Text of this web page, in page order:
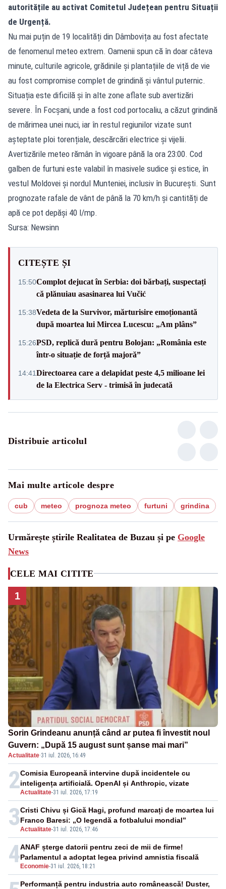
autoritățile au activat Comitetul Județean pentru Situații
de Urgență.
Nu mai puțin de 19 localități din Dâmbovița au fost afectate
de fenomenul meteo extrem. Oamenii spun că în doar câteva
minute, culturile agricole, grădinile și plantațiile de viță de vie
au fost compromise complet de grindină și vântul puternic.
Situația este dificilă și în alte zone aflate sub avertizări
severe. În Focșani, unde a fost cod portocaliu, a căzut grindină
de mărimea unei nuci, iar în restul regiunilor vizate sunt
așteptate ploi torențiale, descărcări electrice și vijelii.
Avertizările meteo rămân în vigoare până la ora 23:00. Cod
galben de furtuni este valabil în masivele sudice și estice, în
vestul Moldovei și nordul Munteniei, inclusiv în București. Sunt
prognozate rafale de vânt de până la 70 km/h și cantități de
apă ce pot depăși 40 l/mp.
Sursa: Newsinn
CITEȘTE ȘI
15:50Complot dejucat în Serbia: doi bărbați, suspectați
că plănuiau asasinarea lui Vučić
15:38Vedeta de la Survivor, mărturisire emoționantă
după moartea lui Mircea Lucescu: „Am plâns”
15:26PSD, replică dură pentru Bolojan: „România este
într-o situație de forță majoră”
14:41Directoarea care a delapidat peste 4,5 milioane lei
de la Electrica Serv - trimisă în judecată
Distribuie articolul
Mai multe articole despre
cub meteo prognoza meteo furtuni grindina
Urmărește știrile Realitatea de Buzau și pe Google
News
CELE MAI CITITE
1
Sorin Grindeanu anunță când ar putea fi învestit noul
Guvern: „După 15 august sunt șanse mai mari”
Actualitate·31 iul. 2026, 16:49
2Actualitate-31 iul. 2026, 17:19
Comisia Europeană intervine după incidentele cu
inteligența artificială. OpenAI și Anthropic, vizate
3Actualitate-31 iul. 2026, 17:46
Cristi Chivu și Gică Hagi, profund marcați de moartea lui
Franco Baresi: „O legendă a fotbalului mondial”
4 Economie-31 iul. 2026, 18:21
ANAF șterge datorii pentru zeci de mii de firme!
Parlamentul a adoptat legea privind amnistia fiscală
Performanță pentru industria auto românească! Duster,